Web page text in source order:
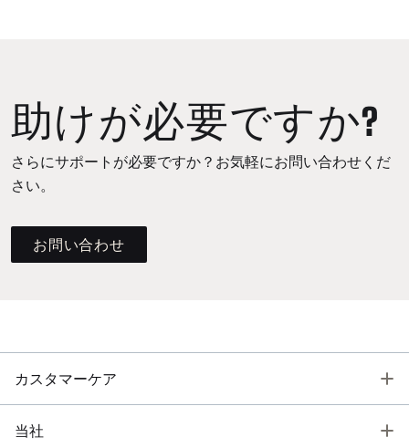
助けが必要ですか?
さらにサポートが必要ですか？お気軽にお問い合わせくだ
さい。
お問い合わせ
カスタマーケア
当社